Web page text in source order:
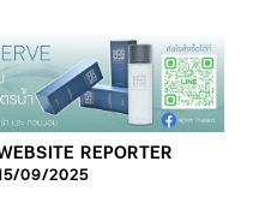
REPORTER
09/2025